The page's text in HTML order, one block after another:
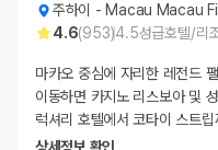
주하이 - Macau Macau
4.6(953)4.5성급호텔/리
마카오 중심에 자리한 레전드
이동하면 카지노 리스보아 및
럭셔리 호텔에서 코타이 스트